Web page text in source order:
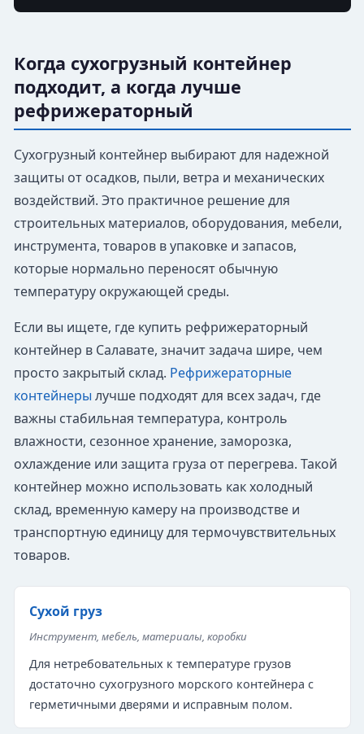
Когда сухогрузный контейнер
подходит, а когда лучше
рефрижераторный
Сухогрузный контейнер выбирают для надежной
защиты от осадков, пыли, ветра и механических
воздействий. Это практичное решение для
строительных материалов, оборудования, мебели,
инструмента, товаров в упаковке и запасов,
которые нормально переносят обычную
температуру окружающей среды.
Если вы ищете, где купить рефрижераторный
контейнер в Салавате, значит задача шире, чем
просто закрытый склад. Рефрижераторные
контейнеры лучше подходят для всех задач, где
важны стабильная температура, контроль
влажности, сезонное хранение, заморозка,
охлаждение или защита груза от перегрева. Такой
контейнер можно использовать как холодный
склад, временную камеру на производстве и
транспортную единицу для термочувствительных
товаров.
Сухой груз
Инструмент, мебель, материалы, коробки
Для нетребовательных к температуре грузов
достаточно сухогрузного морского контейнера с
герметичными дверями и исправным полом.